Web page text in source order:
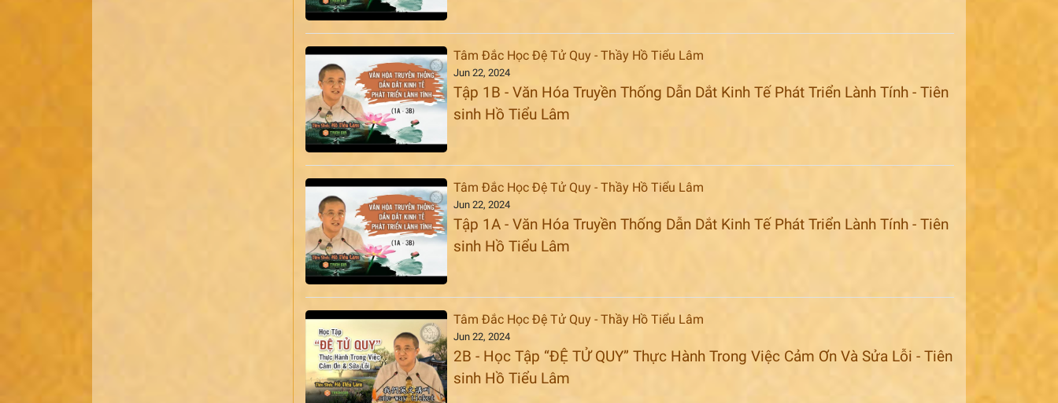
Tâm Đắc Học Đệ Tử Quy - Thầy Hồ Tiểu Lâm
Jun 22, 2024
Tập 1B - Văn Hóa Truyền Thống Dẫn Dắt Kinh Tế Phát Triển Lành Tính - Tiên
sinh Hồ Tiểu Lâm
Tâm Đắc Học Đệ Tử Quy - Thầy Hồ Tiểu Lâm
Jun 22, 2024
Tập 1A - Văn Hóa Truyền Thống Dẫn Dắt Kinh Tế Phát Triển Lành Tính - Tiên
sinh Hồ Tiểu Lâm
Tâm Đắc Học Đệ Tử Quy - Thầy Hồ Tiểu Lâm
Jun 22, 2024
2B - Học Tập “ĐỆ TỬ QUY” Thực Hành Trong Việc Cảm Ơn Và Sửa Lỗi - Tiên
sinh Hồ Tiểu Lâm